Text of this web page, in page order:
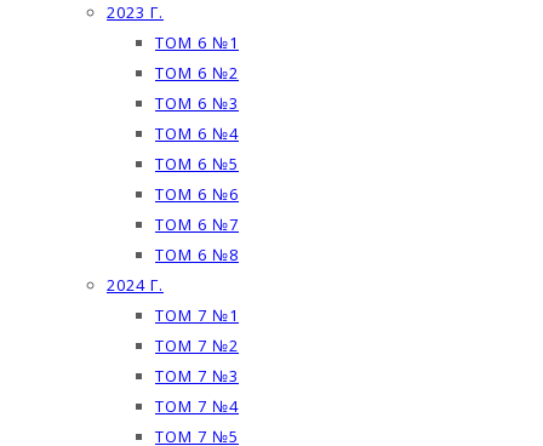
2023 Г.
ТОМ 6 №1
ТОМ 6 №2
ТОМ 6 №3
ТОМ 6 №4
ТОМ 6 №5
ТОМ 6 №6
ТОМ 6 №7
ТОМ 6 №8
2024 Г.
ТОМ 7 №1
ТОМ 7 №2
ТОМ 7 №3
ТОМ 7 №4
ТОМ 7 №5